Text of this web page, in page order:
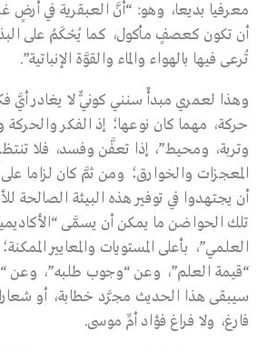
معرفيا بديعا، وهو: “أنَّ العبقرية في أرضٍ
أن تكون كعصفٍ مأكول، كما يُحْكَمُ على
تُرعى فيها بالهواء والماء والقوَّة الإنباتية”.
وهذا لعمري مبدأٌ سنني كونيٌّ لا يغادر أيَّ
حركة، مهما كان نوعها؛ إذ الفكر والحركة
وتربة، ومحيط”، إذا تعفَّن وفسد، فلا تنتظر
المعجزات والخوارق؛ ومن ثمَّ كان لزاما على
أن يجتهدوا في توفير هذه البيئة الصالحة
تلك الحواضن ما يمكن أن يسمَّى
العلمي”، بأعلى المستويات والمعايير
“قيمة العلم”، وعن “وجوب طلبه”، وعن
سيبقى هذا الحديث مجرَّد خطابة، أو
فارغ، ولا فراغ فؤاد أمِّ موسى.